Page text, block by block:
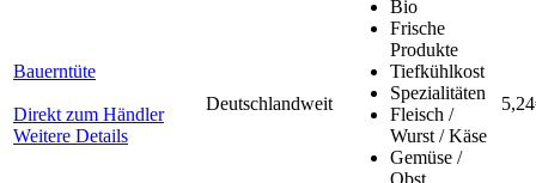
Bauerntüte
Direkt zum Händler
Weitere Details
Deutschlandweit
Bio
Frische
Produkte
Tiefkühlkost
Spezialitäten
Fleisch /
Wurst / Käse
Gemüse /
Obst